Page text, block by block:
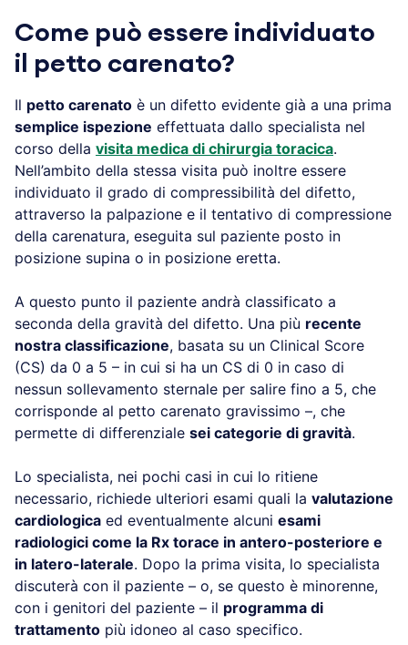
Come può essere individuato
il petto carenato?
Il petto carenato è un difetto evidente già a una prima
semplice ispezione effettuata dallo specialista nel
corso della visita medica di chirurgia toracica.
Nell’ambito della stessa visita può inoltre essere
individuato il grado di compressibilità del difetto,
attraverso la palpazione e il tentativo di compressione
della carenatura, eseguita sul paziente posto in
posizione supina o in posizione eretta.
A questo punto il paziente andrà classificato a
seconda della gravità del difetto. Una più recente
nostra classificazione, basata su un Clinical Score
(CS) da 0 a 5 – in cui si ha un CS di 0 in caso di
nessun sollevamento sternale per salire fino a 5, che
corrisponde al petto carenato gravissimo –, che
permette di differenziale sei categorie di gravità.
Lo specialista, nei pochi casi in cui lo ritiene
necessario, richiede ulteriori esami quali la valutazione
cardiologica ed eventualmente alcuni esami
radiologici come la Rx torace in antero-posteriore e
in latero-laterale. Dopo la prima visita, lo specialista
discuterà con il paziente – o, se questo è minorenne,
con i genitori del paziente – il programma di
trattamento più idoneo al caso specifico.